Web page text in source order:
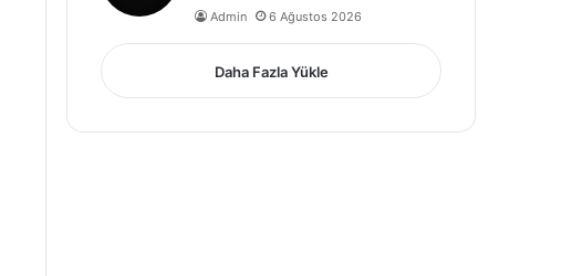
Admin 6 Ağustos 2026
Daha Fazla Yükle